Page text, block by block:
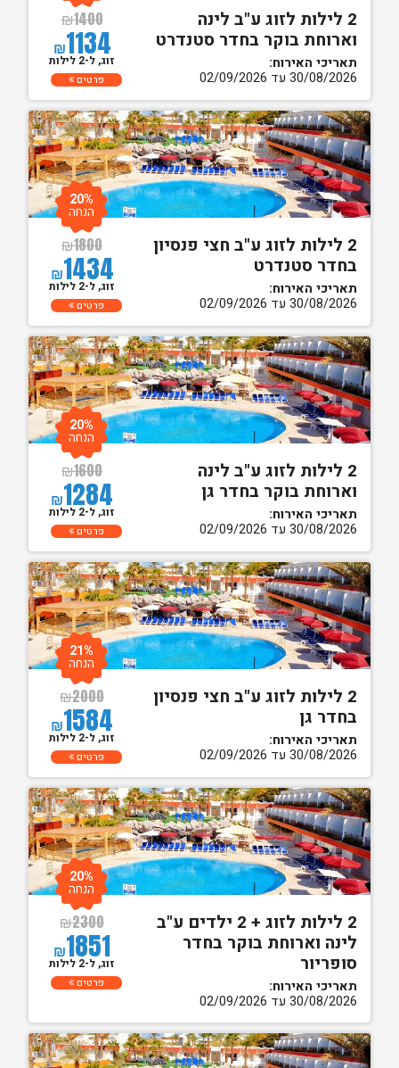
2 לילות לזוג ע"ב לינה
וארוחת בוקר בחדר סטנדרט
תאריכי האירוח:
30/08/2026 עד 02/09/2026
₪1400
₪1134
זוג, ל-2 לילות
פרטים
2 לילות לזוג ע"ב חצי פנסיון
בחדר סטנדרט
תאריכי האירוח:
30/08/2026 עד 02/09/2026
₪1800
₪1434
20%
הנחה
זוג, ל-2 לילות
פרטים
2 לילות לזוג ע"ב לינה
וארוחת בוקר בחדר גן
תאריכי האירוח:
30/08/2026 עד 02/09/2026
₪1600
₪1284
20%
הנחה
זוג, ל-2 לילות
פרטים
2 לילות לזוג ע"ב חצי פנסיון
בחדר גן
תאריכי האירוח:
30/08/2026 עד 02/09/2026
₪2000
₪1584
21%
הנחה
זוג, ל-2 לילות
פרטים
2 לילות לזוג + 2 ילדים ע"ב
לינה וארוחת בוקר בחדר
סופריור
תאריכי האירוח:
30/08/2026 עד 02/09/2026
₪2300
₪1851
20%
הנחה
זוג, ל-2 לילות
פרטים